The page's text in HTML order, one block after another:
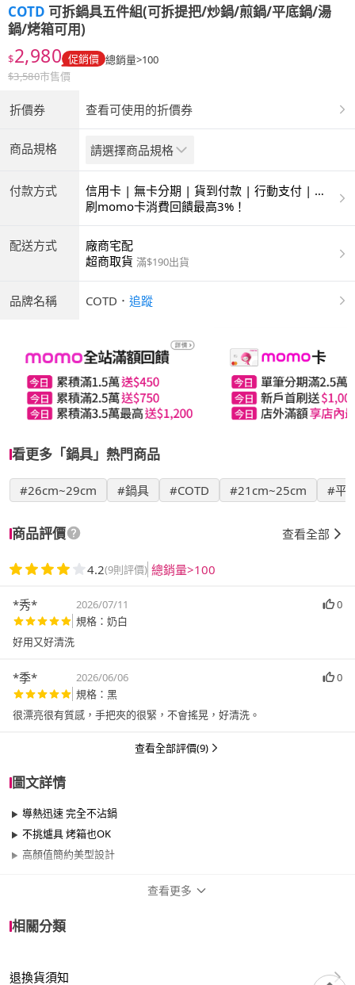
COTD 可拆鍋具五件組(可拆提把/炒鍋/煎鍋/平底鍋/湯
鍋/烤箱可用)
$2,980 促銷價 總銷量>100
$3,580市售價
折價券 查看可使用的折價券
商品規格 請選擇商品規格
付款方式
信用卡 | 無卡分期 | 貨到付款 | 行動支付 | 超
商付款 | ATM | 銀聯卡
刷momo卡消費回饋最高3%！
配送方式
廠商宅配
超商取貨 滿$190出貨
品牌名稱 COTD ． 追蹤
看更多「鍋具」熱門商品
#26cm~29cm #鍋具 #COTD #21cm~25cm #平
商品評價 查看全部
4.2(9則評價) 總銷量>100
*秀* 2026/07/11
0
規格：奶白
*季* 2026/06/06
0
規格：黑
很漂亮很有質感，手把夾的很緊，不會搖晃，好清洗。
查看全部評價(9)
圖文詳情
導熱迅速 完全不沾鍋
不挑爐具 烤箱也OK
高顏值簡約美型設計
尺寸 17cm~20cm、21cm~25cm、26cm~29cm
查看更多
相關分類
退換貨須知